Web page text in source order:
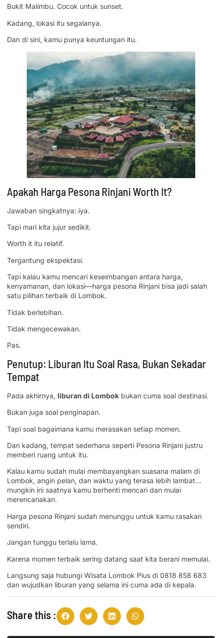
Bukit Malimbu. Cocok untuk sunset.
Kadang, lokasi itu segalanya.
Dan di sini, kamu punya keuntungan itu.
Apakah Harga Pesona Rinjani Worth It?
Jawaban singkatnya: iya.
Tapi mari kita jujur sedikit.
Worth it itu relatif.
Tergantung ekspektasi.
Tapi kalau kamu mencari keseimbangan antara harga,
kenyamanan, dan lokasi—harga pesona Rinjani bisa jadi salah
satu pilihan terbaik di Lombok.
Tidak berlebihan.
Tidak mengecewakan.
Pas.
Penutup: Liburan Itu Soal Rasa, Bukan Sekadar
Tempat
Pada akhirnya, liburan di Lombok bukan cuma soal destinasi.
Bukan juga soal penginapan.
Tapi soal bagaimana kamu merasakan setiap momen.
Dan kadang, tempat sederhana seperti Pesona Rinjani justru
memberi ruang untuk itu.
Kalau kamu sudah mulai membayangkan suasana malam di
Lombok, angin pelan, dan waktu yang terasa lebih lambat…
mungkin ini saatnya kamu berhenti mencari dan mulai
merencanakan.
Harga pesona Rinjani sudah menunggu untuk kamu rasakan
sendiri.
Jangan tunggu terlalu lama.
Karena momen terbaik sering datang saat kita berani memulai.
Langsung saja hubungi Wisata Lombok Plus di 0818 858 683
dan wujudkan liburan yang selama ini cuma ada di kepala.
Share this :